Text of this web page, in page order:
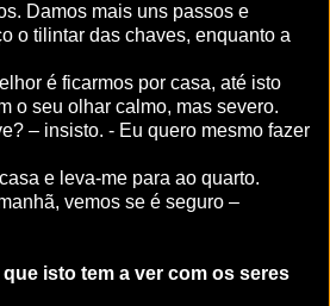
Damos mais uns passos e
o tilintar das chaves, enquanto a
é ficarmos por casa, até isto
o seu olhar calmo, mas severo.
– insisto. - Eu quero mesmo fazer
e leva-me para ao quarto.
vemos se é seguro –
que isto tem a ver com os seres